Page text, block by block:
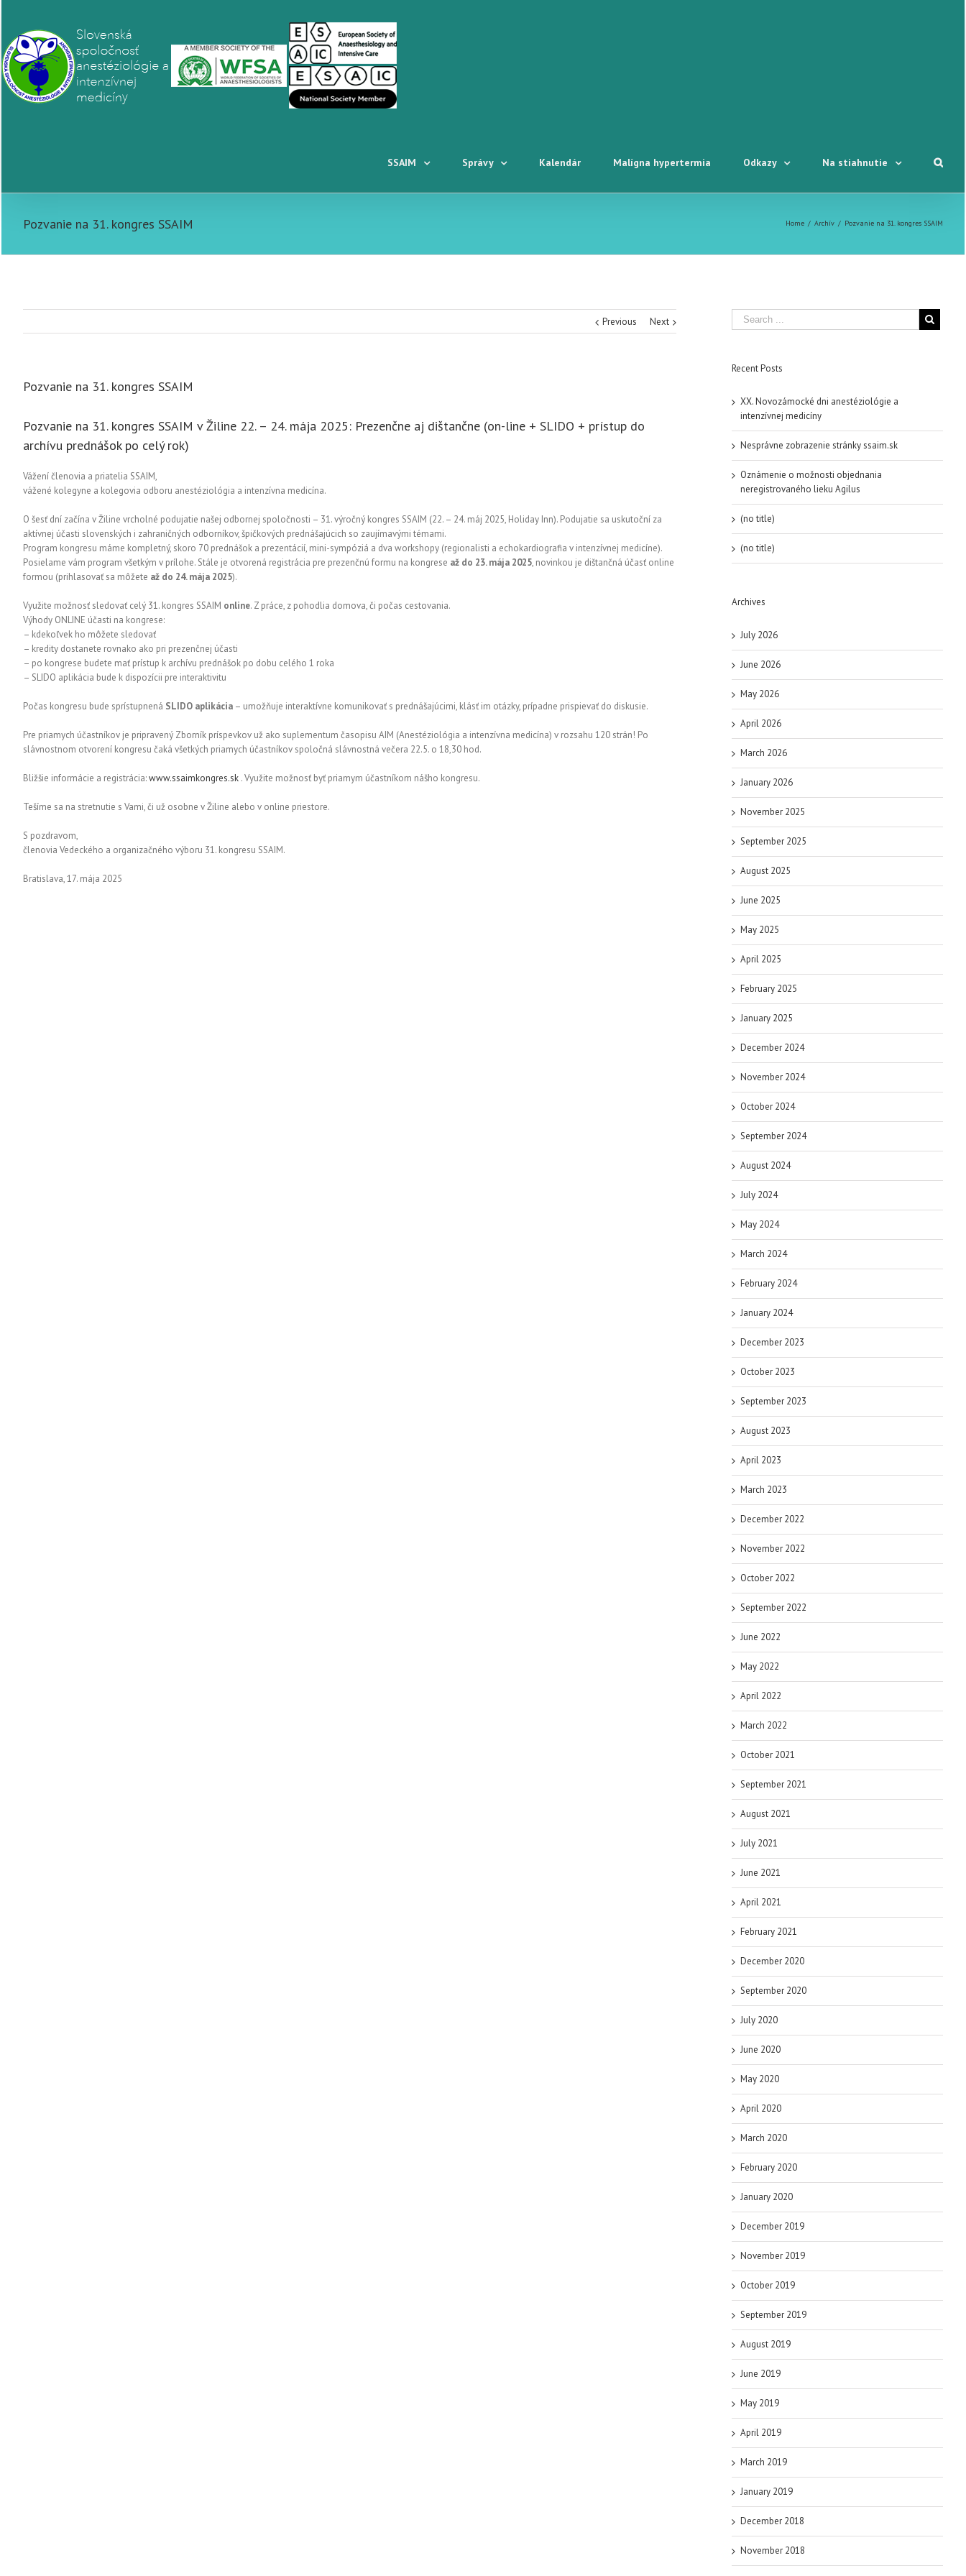
SSAIM Správy Kalendár Malígna hypertermia Odkazy Na stiahnutie
Pozvanie na 31. kongres SSAIM Home / Archív / Pozvanie na 31. kongres SSAIM
Previous Next
Pozvanie na 31. kongres SSAIM
Pozvanie na 31. kongres SSAIM v Žiline 22. – 24. mája 2025: Prezenčne aj dištančne (on-line + SLIDO + prístup do
archívu prednášok po celý rok)
Vážení členovia a priatelia SSAIM,
vážené kolegyne a kolegovia odboru anestéziológia a intenzívna medicína.
O šesť dní začína v Žiline vrcholné podujatie našej odbornej spoločnosti – 31. výročný kongres SSAIM (22. – 24. máj 2025, Holiday Inn). Podujatie sa uskutoční za
aktívnej účasti slovenských i zahraničných odborníkov, špičkových prednášajúcich so zaujímavými témami.
Program kongresu máme kompletný, skoro 70 prednášok a prezentácií, mini-sympóziá a dva workshopy (regionalisti a echokardiografia v intenzívnej medicíne).
Posielame vám program všetkým v prílohe. Stále je otvorená registrácia pre prezenčnú formu na kongrese až do 23. mája 2025, novinkou je dištančná účasť online
formou (prihlasovať sa môžete až do 24. mája 2025).
Využite možnosť sledovať celý 31. kongres SSAIM online. Z práce, z pohodlia domova, či počas cestovania.
Výhody ONLINE účasti na kongrese:
– kdekoľvek ho môžete sledovať
– kredity dostanete rovnako ako pri prezenčnej účasti
– po kongrese budete mať prístup k archívu prednášok po dobu celého 1 roka
– SLIDO aplikácia bude k dispozícii pre interaktivitu
Počas kongresu bude sprístupnená SLIDO aplikácia – umožňuje interaktívne komunikovať s prednášajúcimi, klásť im otázky, prípadne prispievať do diskusie.
Pre priamych účastníkov je pripravený Zborník príspevkov už ako suplementum časopisu AIM (Anestéziológia a intenzívna medicína) v rozsahu 120 strán! Po
slávnostnom otvorení kongresu čaká všetkých priamych účastníkov spoločná slávnostná večera 22.5. o 18,30 hod.
Bližšie informácie a registrácia:www.ssaimkongres.sk . Využite možnosť byť priamym účastníkom nášho kongresu.
Tešíme sa na stretnutie s Vami, či už osobne v Žiline alebo v online priestore.
S pozdravom,
členovia Vedeckého a organizačného výboru 31. kongresu SSAIM.
Bratislava, 17. mája 2025
Recent Posts
XX. Novozámocké dni anestéziológie a
intenzívnej medicíny
Nesprávne zobrazenie stránky ssaim.sk
Oznámenie o možnosti objednania
neregistrovaného lieku Agilus
(no title)
(no title)
Archives
July 2026
June 2026
May 2026
April 2026
March 2026
January 2026
November 2025
September 2025
August 2025
June 2025
May 2025
April 2025
February 2025
January 2025
December 2024
November 2024
October 2024
September 2024
August 2024
July 2024
May 2024
March 2024
February 2024
January 2024
December 2023
October 2023
September 2023
August 2023
April 2023
March 2023
December 2022
November 2022
October 2022
September 2022
June 2022
May 2022
April 2022
March 2022
October 2021
September 2021
August 2021
July 2021
June 2021
April 2021
February 2021
December 2020
September 2020
July 2020
June 2020
May 2020
April 2020
March 2020
February 2020
January 2020
December 2019
November 2019
October 2019
September 2019
August 2019
June 2019
May 2019
April 2019
March 2019
January 2019
December 2018
November 2018